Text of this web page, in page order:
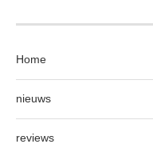
Home
nieuws
reviews